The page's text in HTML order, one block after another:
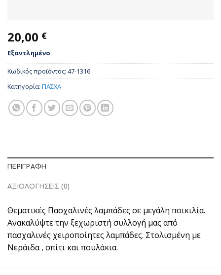
20,00 €
Εξαντλημένο
Κωδικός προϊόντος: 47-1316
Κατηγορία: ΠΑΣΧΑ
ΠΕΡΙΓΡΑΦΉ
ΑΞΙΟΛΟΓΉΣΕΙΣ (0)
Θεματικές Πασχαλινές λαμπάδες σε μεγάλη ποικιλία.
Ανακαλύψτε την ξεχωριστή συλλογή μας από
πασχαλινές χειροποίητες λαμπάδες. Στολισμένη με
Νεράιδα , σπίτι και πουλάκια.